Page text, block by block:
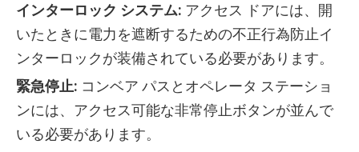
インターロック システム: アクセス ドアには、開
いたときに電力を遮断するための不正行為防止イ
ンターロックが装備されている必要があります。
緊急停止: コンベア パスとオペレータ ステーショ
ンには、アクセス可能な非常停止ボタンが並んで
いる必要があります。